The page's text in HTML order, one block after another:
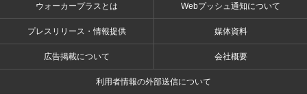
ウォーカープラスとは Webプッシュ通知について
プレスリリース・情報提供 媒体資料
広告掲載について 会社概要
利用者情報の外部送信について